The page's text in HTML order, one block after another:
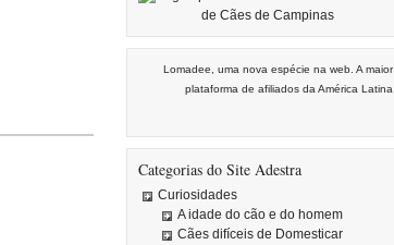
Lomadee, uma nova espécie na web. A maior
plataforma de afiliados da América Latina
Categorias do Site Adestra
Curiosidades
A idade do cão e do homem
Cães difíceis de Domesticar